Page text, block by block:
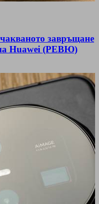
завръщане
Huawei (РЕВЮ)